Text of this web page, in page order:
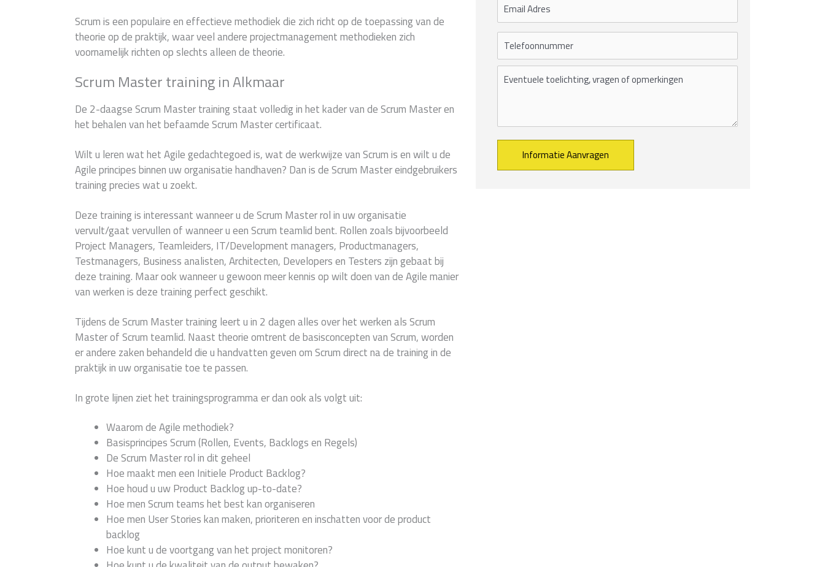
Scrum is een populaire en effectieve methodiek die zich richt op de toepassing van de
theorie op de praktijk, waar veel andere projectmanagement methodieken zich
voornamelijk richten op slechts alleen de theorie.
Scrum Master training in Alkmaar
De 2-daagse Scrum Master training staat volledig in het kader van de Scrum Master en
het behalen van het befaamde Scrum Master certificaat.
Wilt u leren wat het Agile gedachtegoed is, wat de werkwijze van Scrum is en wilt u de
Agile principes binnen uw organisatie handhaven? Dan is de Scrum Master eindgebruikers
training precies wat u zoekt.
Deze training is interessant wanneer u de Scrum Master rol in uw organisatie
vervult/gaat vervullen of wanneer u een Scrum teamlid bent. Rollen zoals bijvoorbeeld
Project Managers, Teamleiders, IT/Development managers, Productmanagers,
Testmanagers, Business analisten, Architecten, Developers en Testers zijn gebaat bij
deze training. Maar ook wanneer u gewoon meer kennis op wilt doen van de Agile manier
van werken is deze training perfect geschikt.
Tijdens de Scrum Master training leert u in 2 dagen alles over het werken als Scrum
Master of Scrum teamlid. Naast theorie omtrent de basisconcepten van Scrum, worden
er andere zaken behandeld die u handvatten geven om Scrum direct na de training in de
praktijk in uw organisatie toe te passen.
In grote lijnen ziet het trainingsprogramma er dan ook als volgt uit:
Waarom de Agile methodiek?
Basisprincipes Scrum (Rollen, Events, Backlogs en Regels)
De Scrum Master rol in dit geheel
Hoe maakt men een Initiele Product Backlog?
Hoe houd u uw Product Backlog up-to-date?
Hoe men Scrum teams het best kan organiseren
Hoe men User Stories kan maken, prioriteren en inschatten voor de product
backlog
Hoe kunt u de voortgang van het project monitoren?